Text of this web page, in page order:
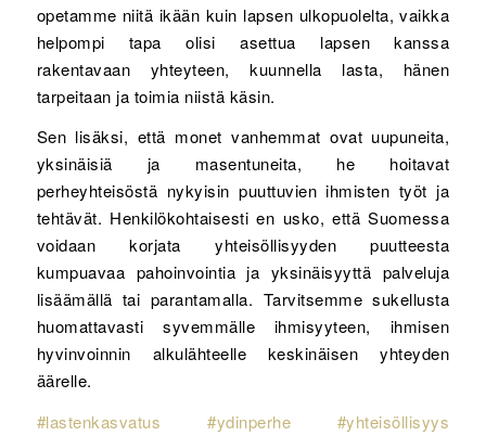
opetamme niitä ikään kuin lapsen ulkopuolelta, vaikka
helpompi tapa olisi asettua lapsen kanssa
rakentavaan yhteyteen, kuunnella lasta, hänen
tarpeitaan ja toimia niistä käsin.
Sen lisäksi, että monet vanhemmat ovat uupuneita,
yksinäisiä ja masentuneita, he hoitavat
perheyhteisöstä nykyisin puuttuvien ihmisten työt ja
tehtävät. Henkilökohtaisesti en usko, että Suomessa
voidaan korjata yhteisöllisyyden puutteesta
kumpuavaa pahoinvointia ja yksinäisyyttä palveluja
lisäämällä tai parantamalla. Tarvitsemme sukellusta
huomattavasti syvemmälle ihmisyyteen, ihmisen
hyvinvoinnin alkulähteelle keskinäisen yhteyden
äärelle.
#lastenkasvatus
#ydinperhe
#yhteisöllisyys